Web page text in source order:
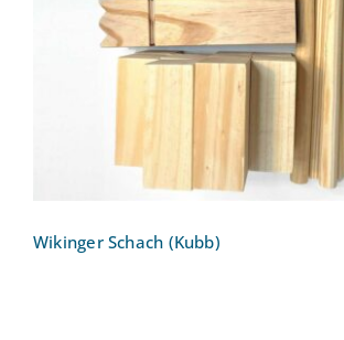
Wikinger Schach (Kubb)
Wikinger Schach (Kubb)